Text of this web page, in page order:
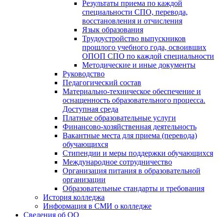
Результаты приема по каждой
специальности СПО, перевода,
восстановления и отчисления
Язык образования
Трудоустройство выпускников
прошлого учебного года, освоивших
ОПОП СПО по каждой специальности
Методические и иные документы
Руководство
Педагогический состав
Материально-техническое обеспечение и
оснащенность образовательного процесса.
Доступная среда
Платные образовательные услуги
Финансово-хозяйственная деятельность
Вакантные места для приема (перевода)
обучающихся
Стипендии и меры поддержки обучающихся
Международное сотрудничество
Организация питания в образовательной
организации
Образовательные стандарты и требования
История колледжа
Информация в СМИ о колледже
Сведения об ОО